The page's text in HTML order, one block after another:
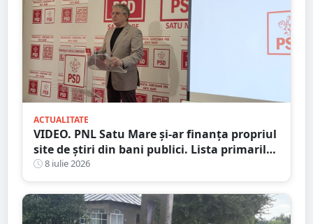
ACTUALITATE
VIDEO. PNL Satu Mare și-ar finanța propriul
site de știri din bani publici. Lista primarilor
liberali care au ”decartat”
8 iulie 2026